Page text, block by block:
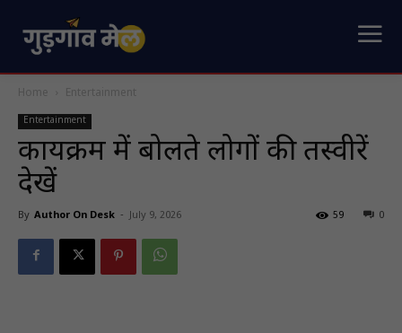
Home Entertainment
Entertainment
कार्यक्रम में बोलते लोगों की तस्वीरें
देखें
By Author On Desk - July 9, 2026 0
59